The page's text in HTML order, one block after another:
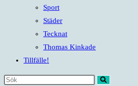
Sport
Städer
Tecknat
Thomas Kinkade
Tillfälle!
Sök